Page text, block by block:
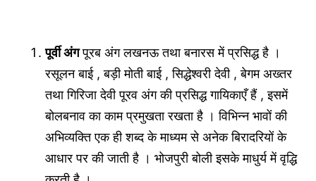
पूर्वी अंगपूरब अंग लखनऊ तथा बनारस में प्रसिद्ध है ।
रसूलन बाई , बड़ी मोती बाई , सिद्धेश्वरी देवी , बेगम अख्तर
तथा गिरिजा देवी पूरव अंग की प्रसिद्ध गायिकाएँ हैं , इसमें
बोलबनाव का काम प्रमुखता रखता है । विभिन्न भावों की
अभिव्यक्ति एक ही शब्द के माध्यम से अनेक बिरादरियों के
आधार पर की जाती है । भोजपुरी बोली इसके माधुर्य में वृद्धि